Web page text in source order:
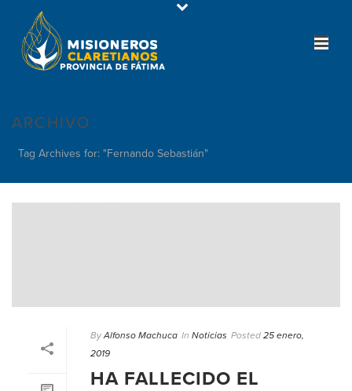
ARCHIVO
Tag Archives for: "Fernando Sebastián"
By Alfonso Machuca In Noticias Posted 25 enero,
2019
HA FALLECIDO EL